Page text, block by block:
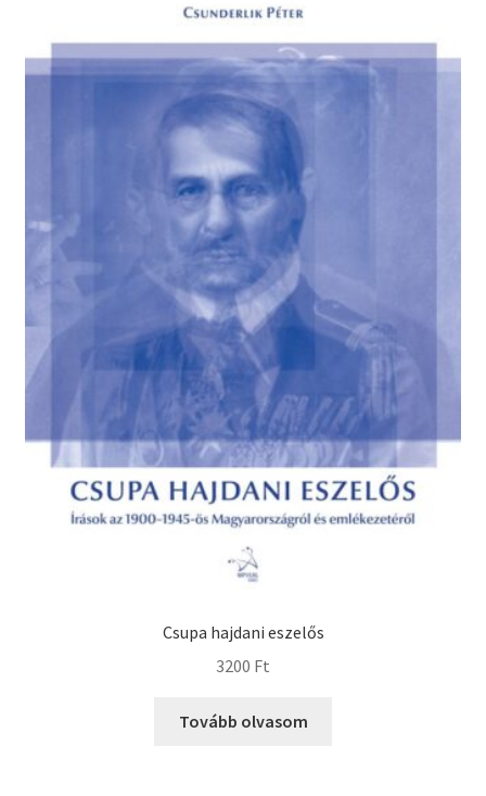
Csupa hajdani eszelős
3200 Ft
Tovább olvasom